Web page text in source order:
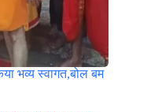
भव्य स्वागत,बोल बम